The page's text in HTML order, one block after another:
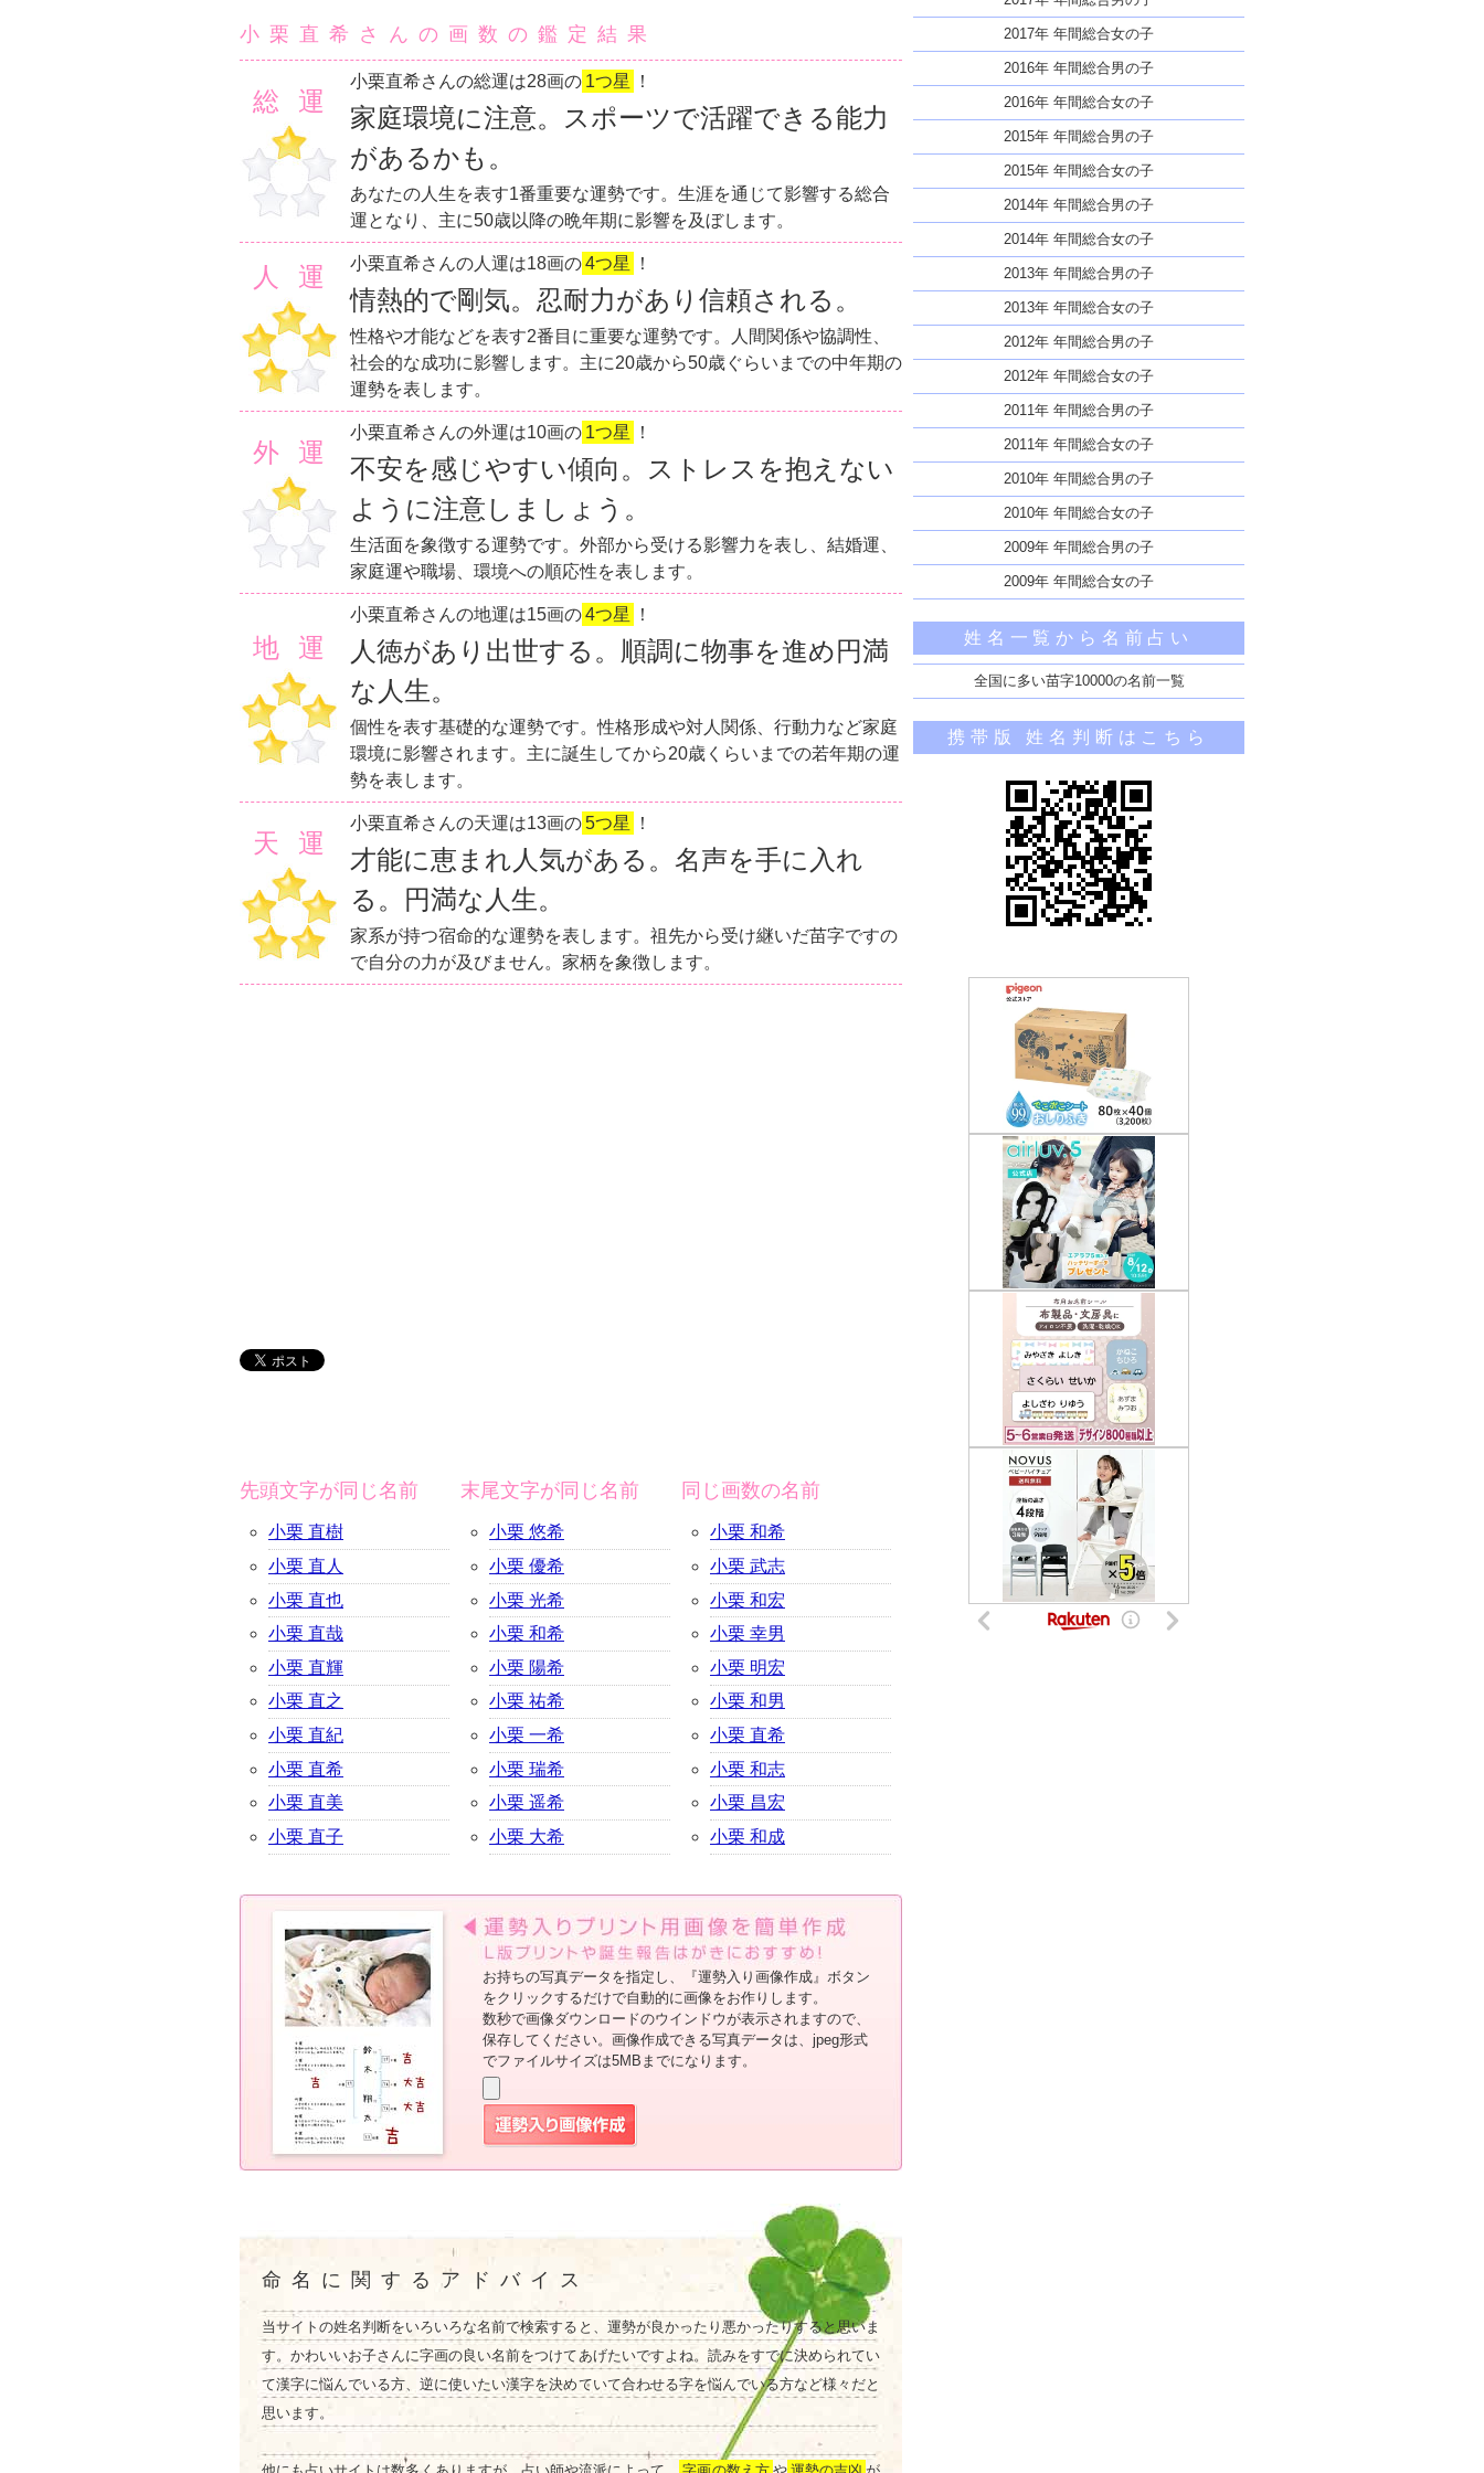
小栗直希さんの画数の鑑定結果
総運
小栗直希さんの総運は28画の 1つ星 ！
家庭環境に注意。スポーツで活躍できる能力
があるかも。
あなたの人生を表す1番重要な運勢です。生涯を通じて影響する総合
運となり、主に50歳以降の晩年期に影響を及ぼします。
人運 小栗直希さんの人運は18画の4つ星 ！
情熱的で剛気。忍耐力があり信頼される。
性格や才能などを表す2番目に重要な運勢です。人間関係や協調性、
社会的な成功に影響します。主に20歳から50歳ぐらいまでの中年期の
運勢を表します。
外運
小栗直希さんの外運は10画の 1つ星 ！
不安を感じやすい傾向。ストレスを抱えない
ように注意しましょう。
生活面を象徴する運勢です。外部から受ける影響力を表し、結婚運、
家庭運や職場、環境への順応性を表します。
地運
小栗直希さんの地運は15画の4つ星 ！
人徳があり出世する。順調に物事を進め円満
な人生。
個性を表す基礎的な運勢です。性格形成や対人関係、行動力など家庭
環境に影響されます。主に誕生してから20歳くらいまでの若年期の運
勢を表します。
天運
小栗直希さんの天運は13画の5つ星 ！
才能に恵まれ人気がある。名声を手に入れ
る。円満な人生。
家系が持つ宿命的な運勢を表します。祖先から受け継いだ苗字ですの
で自分の力が及びません。家柄を象徴します。
先頭文字が同じ名前
小栗 直樹
小栗 直人
小栗 直也
小栗 直哉
小栗 直輝
小栗 直之
小栗 直紀
小栗 直希
小栗 直美
小栗 直子
末尾文字が同じ名前
小栗 悠希
小栗 優希
小栗 光希
小栗 和希
小栗 陽希
小栗 祐希
小栗 一希
小栗 瑞希
小栗 遥希
小栗 大希
同じ画数の名前
小栗 和希
小栗 武志
小栗 和宏
小栗 幸男
小栗 明宏
小栗 和男
小栗 直希
小栗 和志
小栗 昌宏
小栗 和成
お持ちの写真データを指定し、『運勢入り画像作成』ボタン
をクリックするだけで自動的に画像をお作りします。
数秒で画像ダウンロードのウインドウが表示されますので、
保存してください。画像作成できる写真データは、jpeg形式
でファイルサイズは5MBまでになります。
命名に関するアドバイス
当サイトの姓名判断をいろいろな名前で検索すると、運勢が良かったり悪かったりすると思いま
す。かわいいお子さんに字画の良い名前をつけてあげたいですよね。読みをすでに決められてい
て漢字に悩んでいる方、逆に使いたい漢字を決めていて合わせる字を悩んでいる方など様々だと
思います。
2017年 年間総合女の子
2016年 年間総合男の子
2016年 年間総合女の子
2015年 年間総合男の子
2015年 年間総合女の子
2014年 年間総合男の子
2014年 年間総合女の子
2013年 年間総合男の子
2013年 年間総合女の子
2012年 年間総合男の子
2012年 年間総合女の子
2011年 年間総合男の子
2011年 年間総合女の子
2010年 年間総合男の子
2010年 年間総合女の子
2009年 年間総合男の子
2009年 年間総合女の子
姓名一覧から名前占い
全国に多い苗字10000の名前一覧
携帯版 姓名判断はこちら